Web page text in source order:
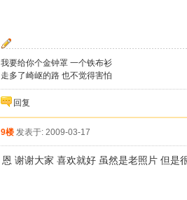
我要给你个金钟罩 一个铁布衫
走多了崎岖的路 也不觉得害怕
回复
9楼 发表于: 2009-03-17
恩 谢谢大家 喜欢就好 虽然是老照片 但是